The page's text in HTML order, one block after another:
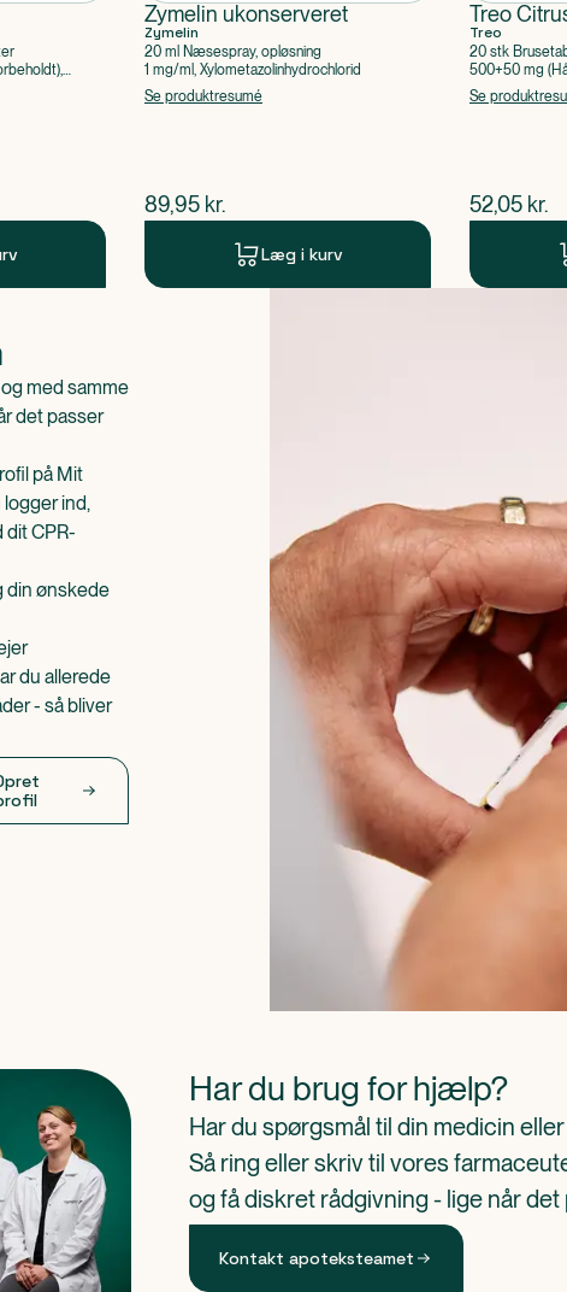
Zymelin ukonserveret
Zymelin
20 ml Næsespray, opløsning
1 mg/ml, Xylometazolinhydrochlorid
Se produktresumé
$nuværende pris
89,95 kr.
Læg i kurv
Treo
Treo
20 stk
500+50 mg
Se
$
52,05 kr.
med samme
det passer
på Mit
ind,
dit CPR-
din ønskede
du allerede
- så bliver
Har du brug for hjælp?
Har du spørgsmål til din medicin
Så ring eller skriv til vores
og få diskret rådgivning - lige når det
Kontakt apoteksteamet